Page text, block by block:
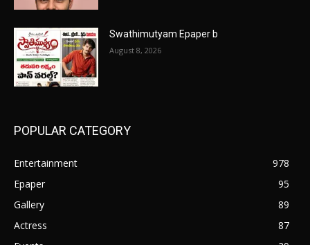
Swathimutyam Epaper b
August 8, 2026
POPULAR CATEGORY
Entertainment
978
Epaper
95
Gallery
89
Actress
87